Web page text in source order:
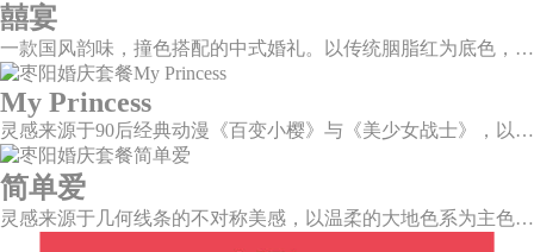
囍宴
一款国风韵味，撞色搭配的中式婚礼。以传统胭脂红为底色，黛蓝色花鸟点缀其中，热情的红色和低调的古风书画色相辅相成。
My Princess
灵感来源于90后经典动漫《百变小樱》与《美少女战士》，以柔美梦幻的马卡龙色系为主色调，融合精灵萌宠与星星魔法阵等元素，为遗落凡间的公主搭建一个召唤王子的舞台。
简单爱
灵感来源于几何线条的不对称美感，以温柔的大地色系为主色调，空间上，利用几何线条进行完美切割，配以柔和色系的花艺点缀，构造了一个温馨柔和、清新复古的空间。